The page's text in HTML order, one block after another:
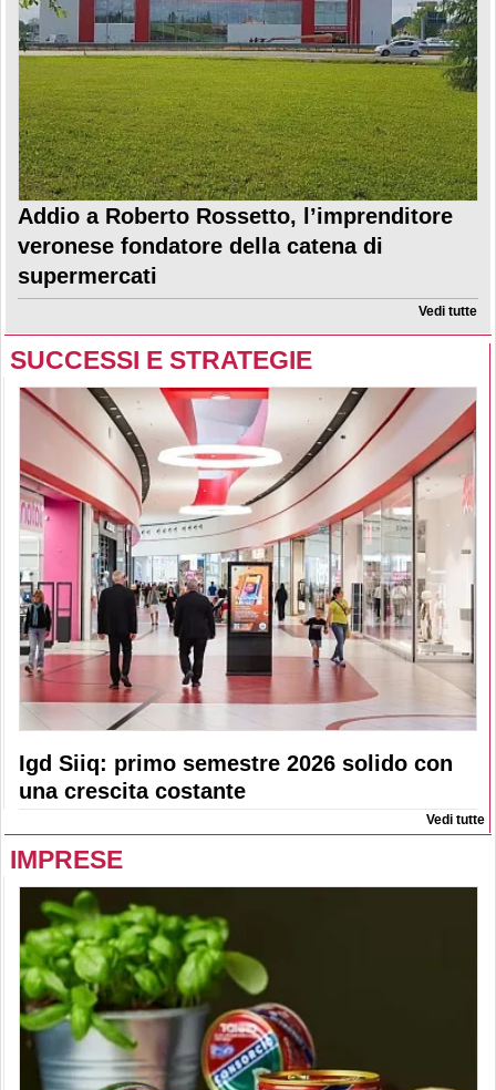
Addio a Roberto Rossetto, l’imprenditore
veronese fondatore della catena di
supermercati
Vedi tutte
SUCCESSI E STRATEGIE
Igd Siiq: primo semestre 2026 solido con
una crescita costante
Vedi tutte
IMPRESE